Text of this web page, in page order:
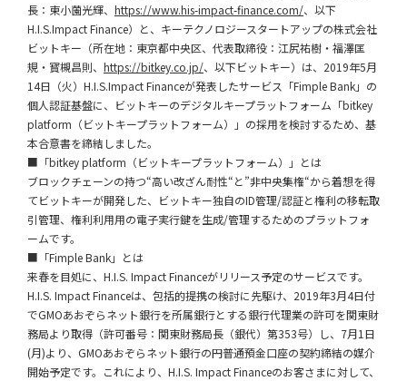
長：東小薗光輝、 https://www.his-impact-finance.com/、以下
H.I.S.Impact Finance）と、キーテクノロジースタートアップの株式会社
ビットキー（所在地：東京都中央区、代表取締役：江尻祐樹・福澤匡
規・寳槻昌則、 https://bitkey.co.jp/、以下ビットキー）は、2019年5月
14日（火）H.I.S.Impact Financeが発表したサービス「Fimple Bank」の
個人認証基盤に、ビットキーのデジタルキープラットフォーム「bitkey
platform（ビットキープラットフォーム）」の採用を検討するため、基
本合意書を締結しました。
■「bitkey platform（ビットキープラットフォーム）」とは
ブロックチェーンの持つ“高い改ざん耐性“と”非中央集権“から着想を得
てビットキーが開発した、ビットキー独自のID管理/認証と権利の移転取
引管理、権利利用用の電子実行鍵を生成/管理するためのプラットフォ
ームです。
■「Fimple Bank」とは
来春を目処に、H.I.S. Impact Financeがリリース予定のサービスです。
H.I.S. Impact Financeは、包括的提携の検討に先駆け、2019年3月4日付
でGMOあおぞらネット銀行を所属銀行とする銀行代理業の許可を関東財
務局より取得（許可番号：関東財務局長（銀代）第353号）し、7月1日
(月)より、GMOあおぞらネット銀行の円普通預金口座の契約締結の媒介
開始予定です。これにより、H.I.S. Impact Financeのお客さまに対して、